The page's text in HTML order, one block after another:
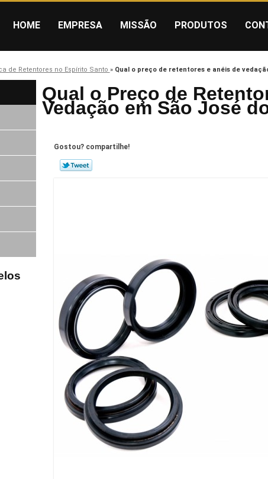
HOME EMPRESA MISSÃO PRODUTOS
de Retentores no Espírito Santo » Qual o preço de retentores e anéis de
Qual o Preço de
Vedação em São José
Gostou? compartilhe!